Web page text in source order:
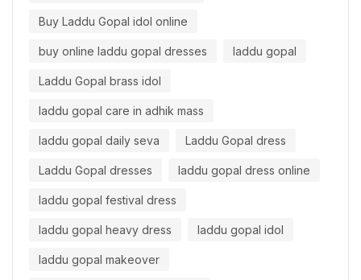
Buy Laddu Gopal idol online
buy online laddu gopal dresses laddu gopal
Laddu Gopal brass idol
laddu gopal care in adhik mass
laddu gopal daily seva Laddu Gopal dress
Laddu Gopal dresses laddu gopal dress online
laddu gopal festival dress
laddu gopal heavy dress laddu gopal idol
laddu gopal makeover